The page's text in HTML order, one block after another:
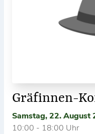
Gräfinnen-
Samstag, 22. August
10:00 - 18:00 Uhr